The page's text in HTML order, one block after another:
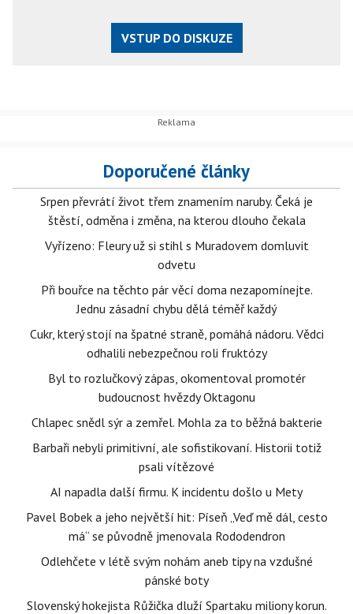
VSTUP DO DISKUZE
Doporučené články
Srpen převrátí život třem znamením naruby. Čeká je
štěstí, odměna i změna, na kterou dlouho čekala
Vyřízeno: Fleury už si stihl s Muradovem domluvit
odvetu
Při bouřce na těchto pár věcí doma nezapomínejte.
Jednu zásadní chybu dělá téměř každý
Cukr, který stojí na špatné straně, pomáhá nádoru. Vědci
odhalili nebezpečnou roli fruktózy
Byl to rozlučkový zápas, okomentoval promotér
budoucnost hvězdy Oktagonu
Chlapec snědl sýr a zemřel. Mohla za to běžná bakterie
Barbaři nebyli primitivní, ale sofistikovaní. Historii totiž
psali vítězové
AI napadla další firmu. K incidentu došlo u Mety
Pavel Bobek a jeho největší hit: Píseň „Veď mě dál, cesto
má“ se původně jmenovala Rododendron
Odlehčete v létě svým nohám aneb tipy na vzdušné
pánské boty
Slovenský hokejista Růžička dluží Spartaku miliony korun.